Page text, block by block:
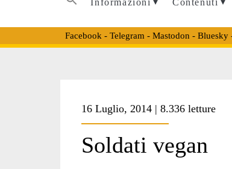
Facebook - Telegram - Mastodon - Bluesky
<span>soldati
16 Luglio, 2014 | 8.336 letture
Soldati vegan